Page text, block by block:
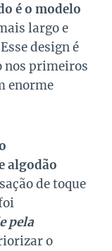
é o modelo
largo e
design é
nos primeiros
enorme
algodão
de toque
pela
o